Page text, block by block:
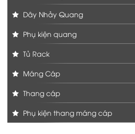
Dây Nhảy Quang
Phụ kiện quang
Tủ Rack
Máng Cáp
Thang cáp
Phụ kiện thang máng cáp